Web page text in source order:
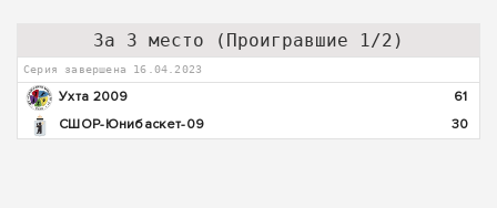
За 3 место (Проигравшие 1/2)
Серия завершена 16.04.2023
Ухта 2009
61
СШОР-Юнибаскет-09
30